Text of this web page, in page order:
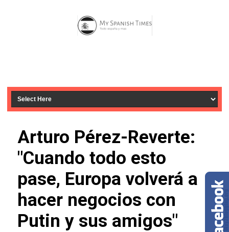
Arturo Pérez-Reverte:
"Cuando todo esto
pase, Europa volverá a
hacer negocios con
Putin y sus amigos"